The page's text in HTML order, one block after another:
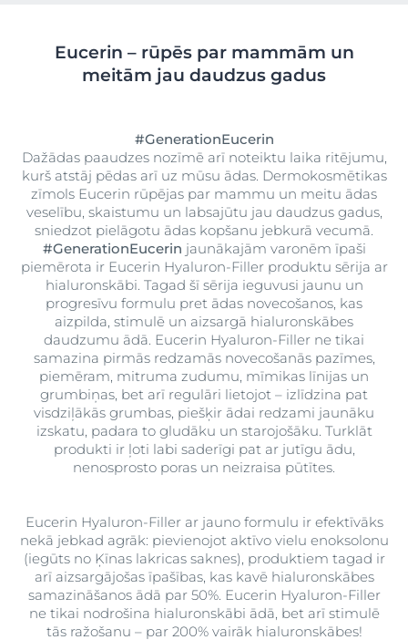
Eucerin – rūpēs par mammām un
meitām jau daudzus gadus
#GenerationEucerin
Dažādas paaudzes nozīmē arī noteiktu laika ritējumu,
kurš atstāj pēdas arī uz mūsu ādas. Dermokosmētikas
zīmols Eucerin rūpējas par mammu un meitu ādas
veselību, skaistumu un labsajūtu jau daudzus gadus,
sniedzot pielāgotu ādas kopšanu jebkurā vecumā.
#GenerationEucerin jaunākajām varonēm īpaši
piemērota ir Eucerin Hyaluron-Filler produktu sērija ar
hialuronskābi. Tagad šī sērija ieguvusi jaunu un
progresīvu formulu pret ādas novecošanos, kas
aizpilda, stimulē un aizsargā hialuronskābes
daudzumu ādā. Eucerin Hyaluron-Filler ne tikai
samazina pirmās redzamās novecošanās pazīmes,
piemēram, mitruma zudumu, mīmikas līnijas un
grumbiņas, bet arī regulāri lietojot – izlīdzina pat
visdziļākās grumbas, piešķir ādai redzami jaunāku
izskatu, padara to gludāku un starojošāku. Turklāt
produkti ir ļoti labi saderīgi pat ar jutīgu ādu,
nenosprosto poras un neizraisa pūtītes.
Eucerin Hyaluron-Filler ar jauno formulu ir efektīvāks
nekā jebkad agrāk: pievienojot aktīvo vielu enoksolonu
(iegūts no Ķīnas lakricas saknes), produktiem tagad ir
arī aizsargājošas īpašības, kas kavē hialuronskābes
samazināšanos ādā par 50%. Eucerin Hyaluron-Filler
ne tikai nodrošina hialuronskābi ādā, bet arī stimulē
tās ražošanu – par 200% vairāk hialuronskābes!